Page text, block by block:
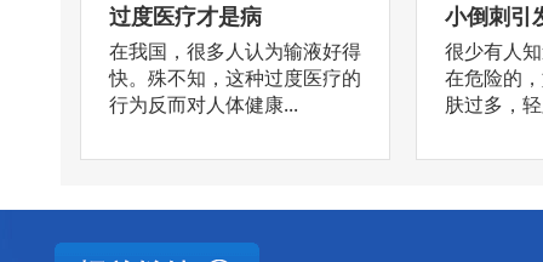
过度医疗才是病
在我国，很多人认为输液好得
快。殊不知，这种过度医疗的
行为反而对人体健康...
小倒刺引
很少有人
在危险的
肤过多，